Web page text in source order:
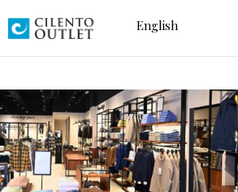
English